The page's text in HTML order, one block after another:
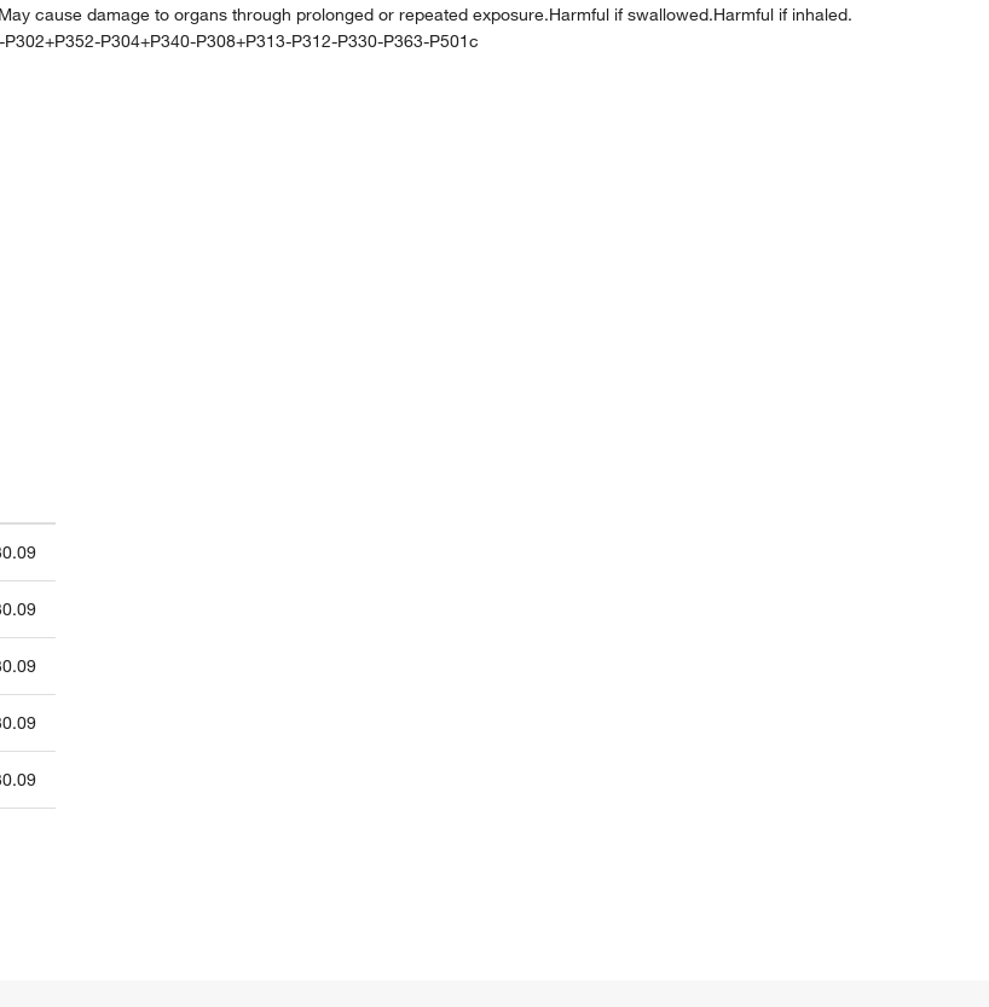
cause damage to organs through prolonged or repeated exposure.Harmful if swallowed.Harmful if inhaled.
P304+P340-P308+P313-P312-P330-P363-P501c